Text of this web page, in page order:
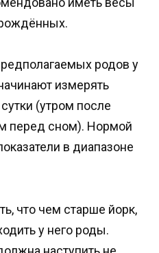
родов у
измерять
(утром после
перед сном). Нормой
в диапазоне
что чем старше йорк,
у него роды.